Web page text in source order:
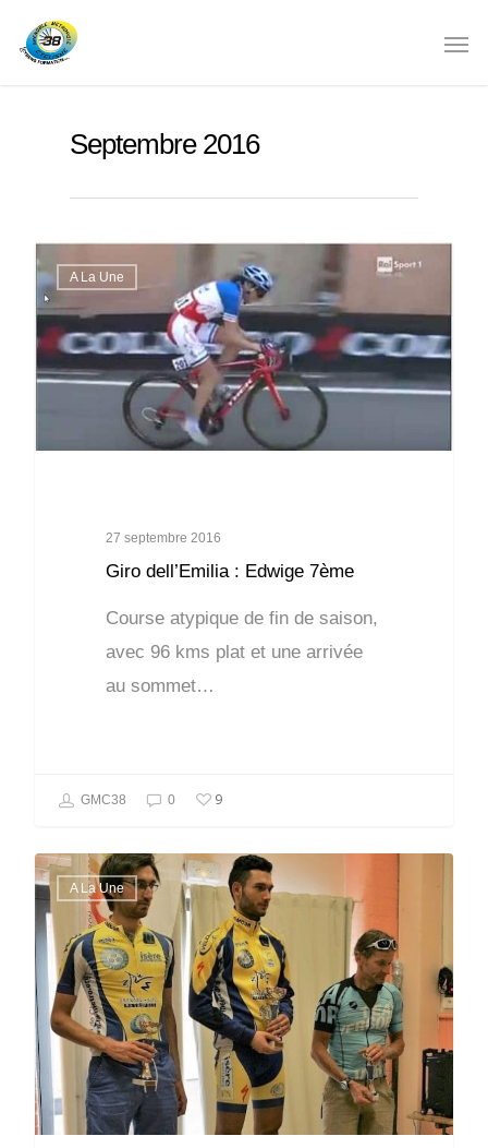
Septembre 2016
A La Une
27 septembre 2016
Giro dell’Emilia : Edwige 7ème
Course atypique de fin de saison,
avec 96 kms plat et une arrivée
au sommet…
GMC38 0 9
A La Une